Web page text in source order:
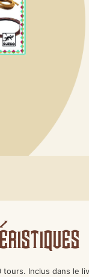
tours. Inclus dans le